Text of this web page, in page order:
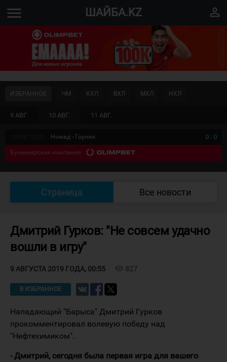
menu ШАЙБА.KZ perm_identity
9 АВГ. 10 АВГ. 11 АВГ.
ИЗБРАННОЕ ЧМ КХЛ ВХЛ МХЛ НХЛ
Номад - Горняк 0 : 0
Букмекерская компания
Страница Все новости
Дмитрий Гурков: "Не совсем удачно
вошли в игру"
9 АВГУСТА 2019 ГОДА, 00:55 827
В ИЗБРАННОЕ
Нападающий "Барыса" Дмитрий Гурков
прокомментировал волевую победу над
"Нефтехимиком".
- Дмитрий, сегодня была первая игра для вашего